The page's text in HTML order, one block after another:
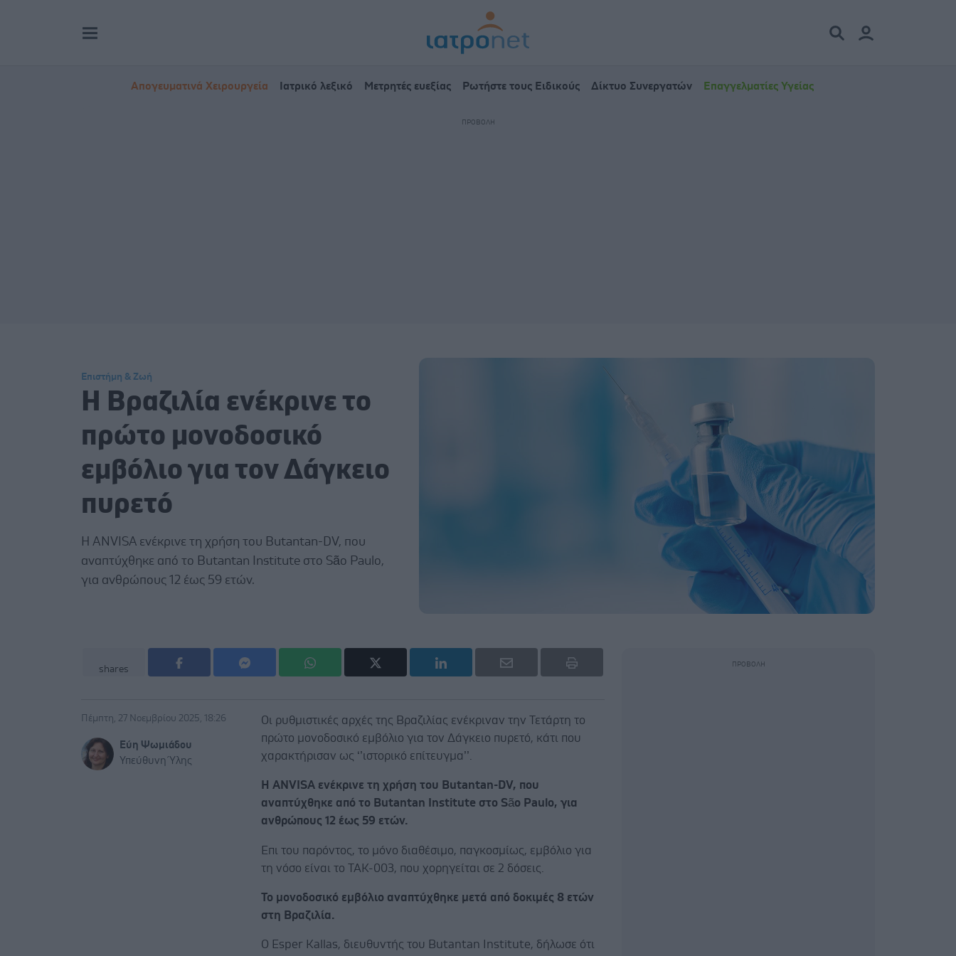
Απογευματινά Χειρουργεία Ιατρικό λεξικό Μετρητές ευεξίας Ρωτήστε τους Ειδικούς Δίκτυο Συνεργατών Επαγγελματίες Υγείας
Επιστήμη & Ζωή
Η Βραζιλία ενέκρινε το
πρώτο μονοδοσικό
εμβόλιο για τον Δάγκειο
πυρετό
Η ANVISA ενέκρινε τη χρήση του Butantan-DV, που
αναπτύχθηκε από το Butantan Institute στο São Paulo,
για ανθρώπους 12 έως 59 ετών.
shares
Πέμπτη, 27 Νοεμβρίου 2025, 18:26
Εύη Ψωμιάδου
Υπεύθυνη Ύλης
Οι ρυθμιστικές αρχές της Βραζιλίας ενέκριναν την Τετάρτη το
πρώτο μονοδοσικό εμβόλιο για τον Δάγκειο πυρετό, κάτι που
χαρακτήρισαν ως ‘’ιστορικό επίτευγμα’’.
Η ANVISA ενέκρινε τη χρήση του Butantan-DV, που
αναπτύχθηκε από το Butantan Institute στο São Paulo, για
ανθρώπους 12 έως 59 ετών.
Επι του παρόντος, το μόνο διαθέσιμο, παγκοσμίως, εμβόλιο για
τη νόσο είναι το TAK-003, που χορηγείται σε 2 δόσεις.
Το μονοδοσικό εμβόλιο αναπτύχθηκε μετά από δοκιμές 8 ετών
στη Βραζιλία.
Ο Esper Kallas, διευθυντής του Butantan Institute, δήλωσε ότι